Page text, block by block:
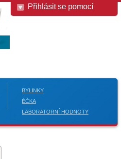
Přihlásit se pomocí
BYLINKY
ÉČKA
LABORATORNÍ HODNOTY